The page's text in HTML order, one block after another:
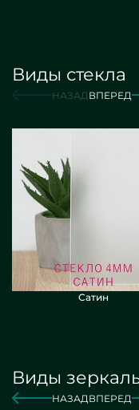
от 2 000
Виды стекла
НАЗАД ВПЕРЕД
Сатин
Виды
НАЗАД ВПЕРЕД